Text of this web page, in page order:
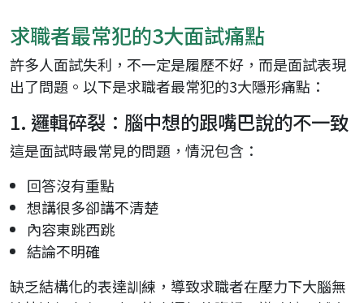
求職者最常犯的3大面試痛點
許多人面試失利，不一定是履歷不好，而是面試表現
出了問題。以下是求職者最常犯的3大隱形痛點：
1. 邏輯碎裂：腦中想的跟嘴巴說的不一致
這是面試時最常見的問題，情況包含：
回答沒有重點
想講很多卻講不清楚
內容東跳西跳
結論不明確
缺乏結構化的表達訓練，導致求職者在壓力下大腦無